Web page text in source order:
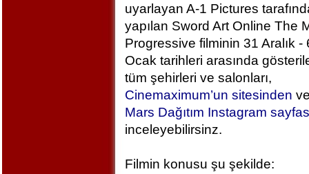
uyarlayan A-1 Pictures
yapılan Sword Art Online The
Progressive filminin 31 Aralık -
Ocak tarihleri arasında
tüm şehirleri ve salonları,
Cinemaximum’un sitesinden
Mars Dağıtım Instagram
inceleyebilirsinz.
Filmin konusu şu şekilde: